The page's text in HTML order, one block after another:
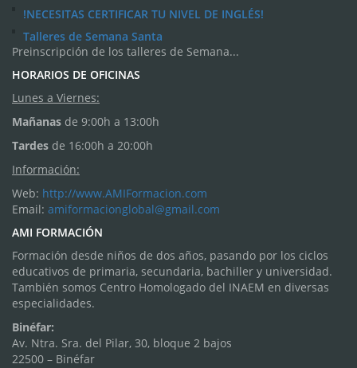
!NECESITAS CERTIFICAR TU NIVEL DE INGLÉS!
Talleres de Semana Santa
Preinscripción de los talleres de Semana...
HORARIOS DE OFICINAS
Lunes a Viernes:
Mañanas de 9:00h a 13:00h
Tardes de 16:00h a 20:00h
Información:
Web: http://www.AMIFormacion.com
Email: amiformacionglobal@gmail.com
AMI FORMACIÓN
Formación desde niños de dos años, pasando por los ciclos
educativos de primaria, secundaria, bachiller y universidad.
También somos Centro Homologado del INAEM en diversas
especialidades.
Binéfar:
Av. Ntra. Sra. del Pilar, 30, bloque 2 bajos
22500 – Binéfar